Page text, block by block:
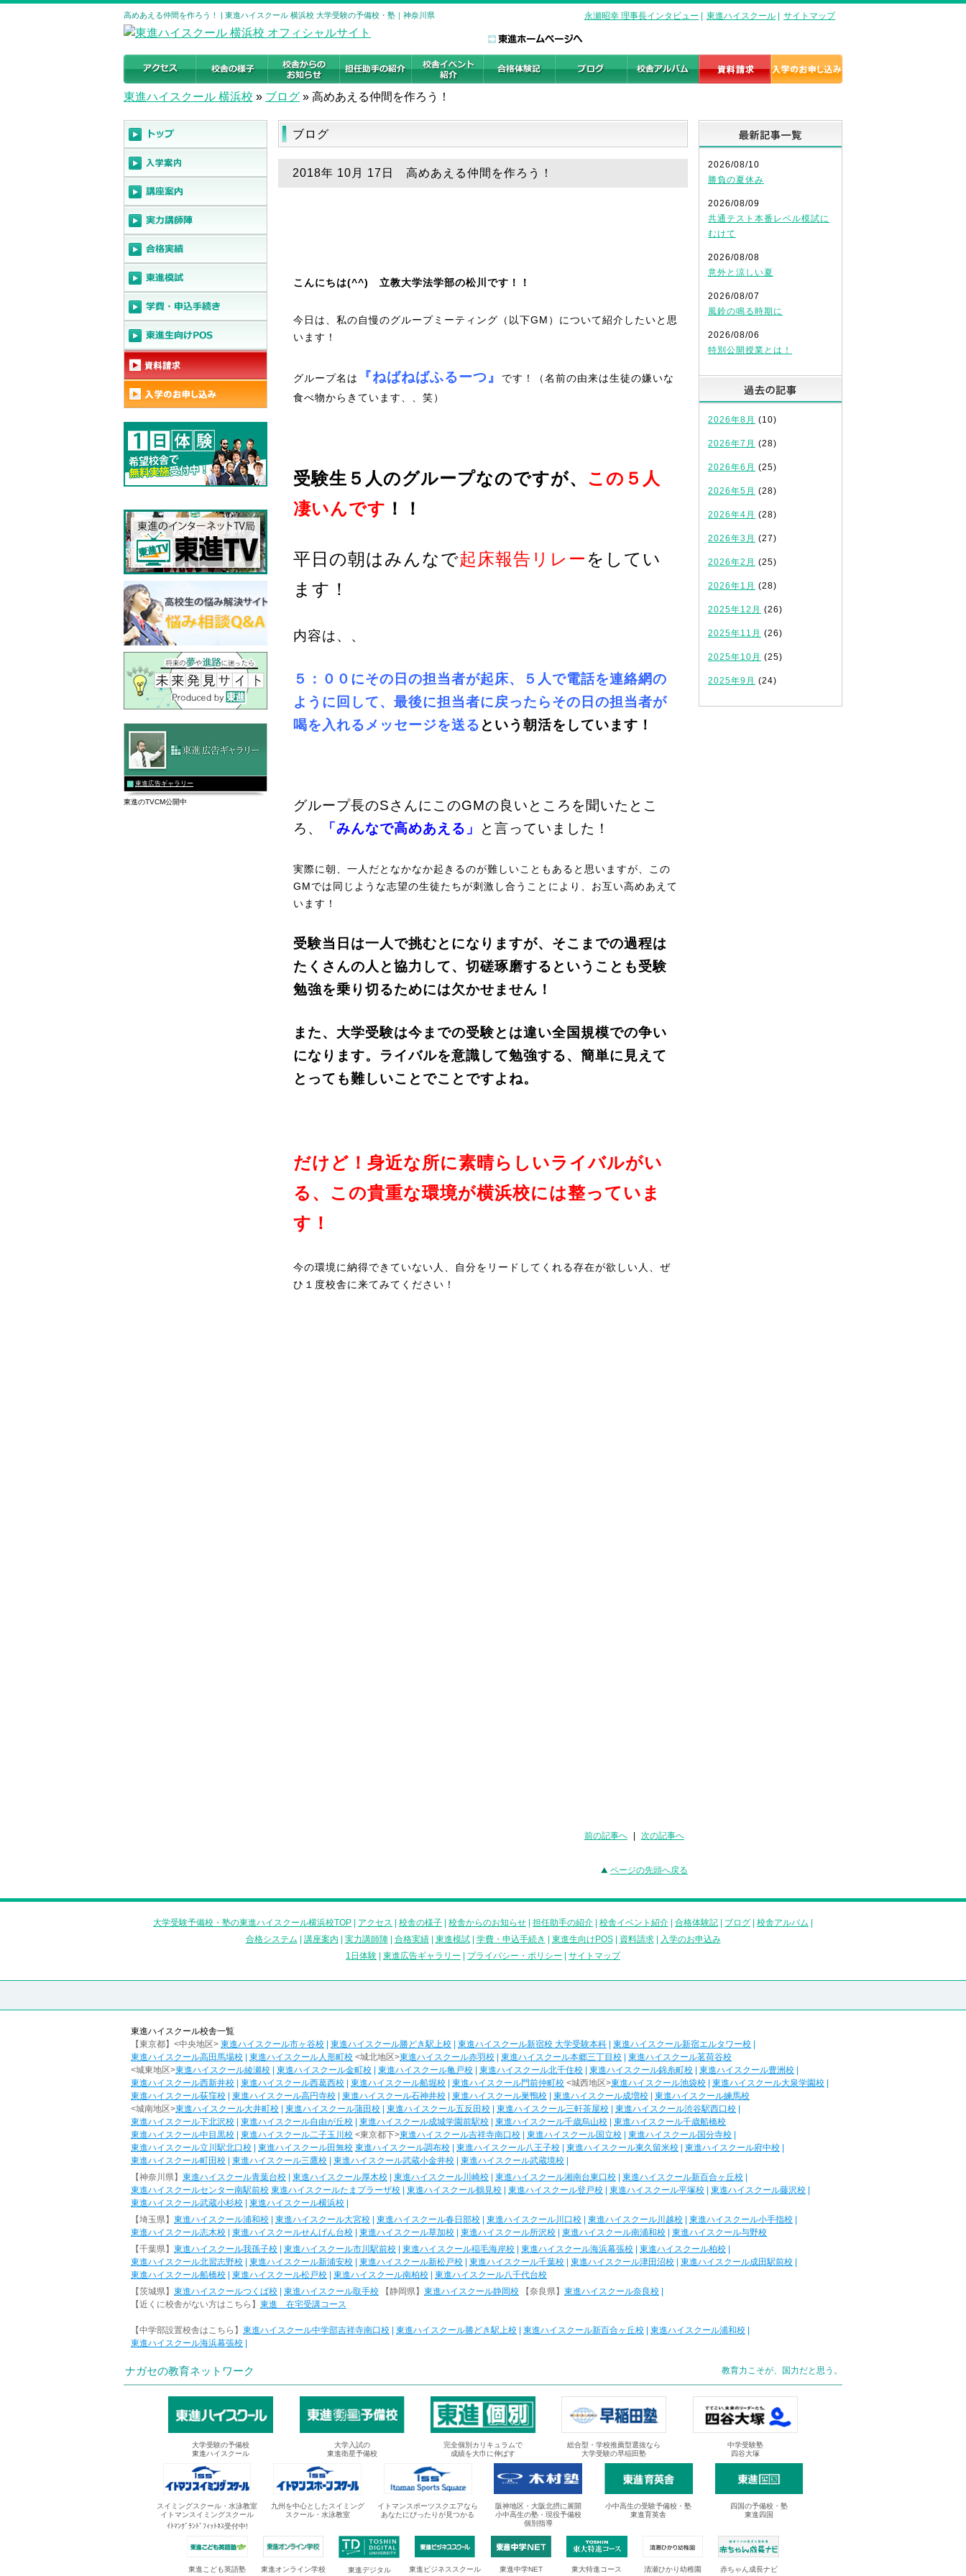
高めあえる仲間を作ろう！ | 東進ハイスクール 横浜校 大学受験の予備校・塾｜神奈川県 永瀬昭幸 理事長インタビュー 東進ハイスクール サイトマップ
東進ハイスクール 横浜校 » ブログ » 高めあえる仲間を作ろう！
ブログ
2018年 10月 17日 高めあえる仲間を作ろう！
こんにちは(^^) 立教大学法学部の松川です！！
今日は、私の自慢のグループミーティング（以下GM）について紹介したいと思
います！
グループ名は 『ねばねばふるーつ』
です！（名前の由来は生徒の嫌いな
食べ物からきています、、笑）
受験生５人のグループなのですが、 この５人
凄いんです ！！
平日の朝はみんなで起床報告リレーをしてい
ます！
内容は、、
５：００にその日の担当者が起床、５人で電話を連絡網の
ように回して、最後に担当者に戻ったらその日の担当者が
喝を入れるメッセージを送る という 朝活をしています！
グループ長のSさんにこのGMの良いところを聞いたとこ
ろ、
「みんなで高めあえる」 と言っていました！
実際に朝、一人だとなかなか起きるのが難しいこともあると思いますが、この
GMでは同じような志望の生徒たちが刺激し合うことにより、お互い高めあえて
います！
受験当日は一人で挑むとになりますが、そこまでの過程は
たくさんの人と協力して、切磋琢磨するということも受験
勉強を乗り切るためには欠かせません！
また、大学受験は今までの受験とは違い全国規模での争い
になります。ライバルを意識して勉強する、簡単に見えて
とっても難しいことでことですよね。
だけど！身近な所に素晴らしいライバルがい
る、この貴重な環境が横浜校には整っていま
す！
今の環境に納得できていない人、自分をリードしてくれる存在が欲しい人、ぜ
ひ１度校舎に来てみてください！
前の記事へ 次の記事へ
ページの先頭へ戻る
2026/08/10
勝負の夏休み
2026/08/09
共通テスト本番レベル模試に
むけて
2026/08/08
意外と涼しい夏
2026/08/07
風鈴の鳴る時期に
2026/08/06
特別公開授業とは！
2026年8月 (10)
2026年7月 (28)
2026年6月 (25)
2026年5月 (28)
2026年4月 (28)
2026年3月 (27)
2026年2月 (25)
2026年1月 (28)
2025年12月 (26)
2025年11月 (26)
2025年10月 (25)
2025年9月 (24)
東進広告ギャラリー
東進のTVCM公開中
大学受験予備校・塾の東進ハイスクール横浜校TOP アクセス 校舎の様子 校舎からのお知らせ 担任助手の紹介 校舎イベント紹介 合格体験記 ブログ 校舎アルバム
合格システム
講座案内 実力講師陣| 合格実績| 東進模試| 学費・申込手続き 東進生向けPOS| 資料請求|
入学のお申込み
1日体験
東進広告ギャラリー プライバシー・ポリシー サイトマップ
東進ハイスクール校舎一覧
【東京都】<中央地区> 東進ハイスクール市ヶ谷校 東進ハイスクール勝どき駅上校 東進ハイスクール新宿校 大学受験本科 東進ハイスクール新宿エルタワー校
東進ハイスクール高田馬場校
東進ハイスクール人形町校 <城北地区>東進ハイスクール赤羽校 東進ハイスクール本郷三丁目校
東進ハイスクール茗荷谷校
<城東地区>東進ハイスクール綾瀬校 東進ハイスクール金町校 東進ハイスクール亀戸校 東進ハイスクール北千住校 東進ハイスクール錦糸町校 東進ハイスクール豊洲校
東進ハイスクール西新井校
東進ハイスクール西葛西校 東進ハイスクール船堀校 東進ハイスクール門前仲町校 <城西地区>東進ハイスクール池袋校 東進ハイスクール大泉学園校
東進ハイスクール荻窪校
東進ハイスクール高円寺校 東進ハイスクール石神井校 東進ハイスクール巣鴨校 東進ハイスクール成増校
東進ハイスクール練馬校
<城南地区>東進ハイスクール大井町校 東進ハイスクール蒲田校 東進ハイスクール五反田校 東進ハイスクール三軒茶屋校 東進ハイスクール渋谷駅西口校
東進ハイスクール下北沢校
東進ハイスクール自由が丘校 東進ハイスクール成城学園前駅校 東進ハイスクール千歳烏山校
東進ハイスクール千歳船橋校
東進ハイスクール中目黒校
東進ハイスクール二子玉川校 <東京都下>東進ハイスクール吉祥寺南口校 東進ハイスクール国立校 東進ハイスクール国分寺校
東進ハイスクール立川駅北口校
東進ハイスクール田無校 東進ハイスクール調布校 東進ハイスクール八王子校 東進ハイスクール東久留米校 東進ハイスクール府中校
東進ハイスクール町田校
東進ハイスクール三鷹校 東進ハイスクール武蔵小金井校 東進ハイスクール武蔵境校
【神奈川県】 東進ハイスクール青葉台校 東進ハイスクール厚木校 東進ハイスクール川崎校 東進ハイスクール湘南台東口校 東進ハイスクール新百合ヶ丘校
東進ハイスクールセンター南駅前校 東進ハイスクールたまプラーザ校 東進ハイスクール鶴見校 東進ハイスクール登戸校 東進ハイスクール平塚校 東進ハイスクール藤沢校
東進ハイスクール武蔵小杉校
東進ハイスクール横浜校
【埼玉県】 東進ハイスクール浦和校 東進ハイスクール大宮校 東進ハイスクール春日部校 東進ハイスクール川口校 東進ハイスクール川越校 東進ハイスクール小手指校
東進ハイスクール志木校
東進ハイスクールせんげん台校 東進ハイスクール草加校 東進ハイスクール所沢校 東進ハイスクール南浦和校
東進ハイスクール与野校
【千葉県】 東進ハイスクール我孫子校 東進ハイスクール市川駅前校 東進ハイスクール稲毛海岸校 東進ハイスクール海浜幕張校 東進ハイスクール柏校
東進ハイスクール北習志野校
東進ハイスクール新浦安校 東進ハイスクール新松戸校 東進ハイスクール千葉校 東進ハイスクール津田沼校 東進ハイスクール成田駅前校
東進ハイスクール船橋校
東進ハイスクール松戸校 東進ハイスクール南柏校
東進ハイスクール八千代台校
【茨城県】 東進ハイスクールつくば校 東進ハイスクール取手校 【静岡県】 東進ハイスクール静岡校 【奈良県】 東進ハイスクール奈良校
【近くに校舎がない方はこちら】 東進 在宅受講コース
【中学部設置校舎はこちら】 東進ハイスクール中学部吉祥寺南口校 東進ハイスクール勝どき駅上校 東進ハイスクール新百合ヶ丘校 東進ハイスクール浦和校
東進ハイスクール海浜幕張校
ナガセの教育ネットワーク 教育力こそが、国力だと思う。
大学受験の予備校
東進ハイスクール
大学入試の
東進衛星予備校
完全個別カリキュラムで
成績を大巾に伸ばす
総合型・学校推薦型選抜なら
大学受験の早稲田塾
中学受験塾
四谷大塚
スイミングスクール・水泳教室
イトマンスイミングスクール
ｲﾄﾏﾝｸﾞﾗﾝﾄﾞﾌｨｯﾄﾈｽ受付中!
九州を中心としたスイミング
スクール・水泳教室
イトマンスポーツスクエアなら
あなたにぴったりが見つかる
阪神地区・大阪北摂に展開
小中高生の塾・現役予備校
個別指導
小中高生の受験予備校・塾
東進育英舎
四国の予備校・塾
東進四国
東進こども英語塾 東進オンライン学校
東進デジタル
東進ビジネススクール 東進中学NET 東大特進コース 清瀬ひかり幼稚園 赤ちゃん成長ナビ